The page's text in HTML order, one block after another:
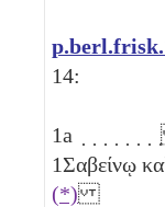
14:
1a
1Σαβείνῳ
(*)